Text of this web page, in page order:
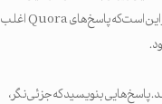
پلتفرم مکان ایده‌آلی برای تولید محتوایی باشد که شما را به‌عنوان یک متخصص معرفی می‌کند. جادوی ماجرا در این است که پاسخ‌های Quora اغلب
پاسخ‌هایی بنویسید که جزئی‌نگر،